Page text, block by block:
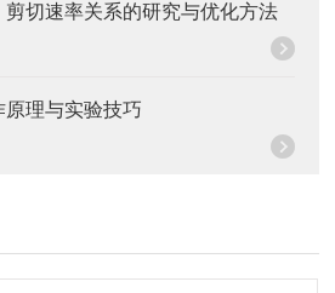
切速率关系的研究与优化方法
理与实验技巧